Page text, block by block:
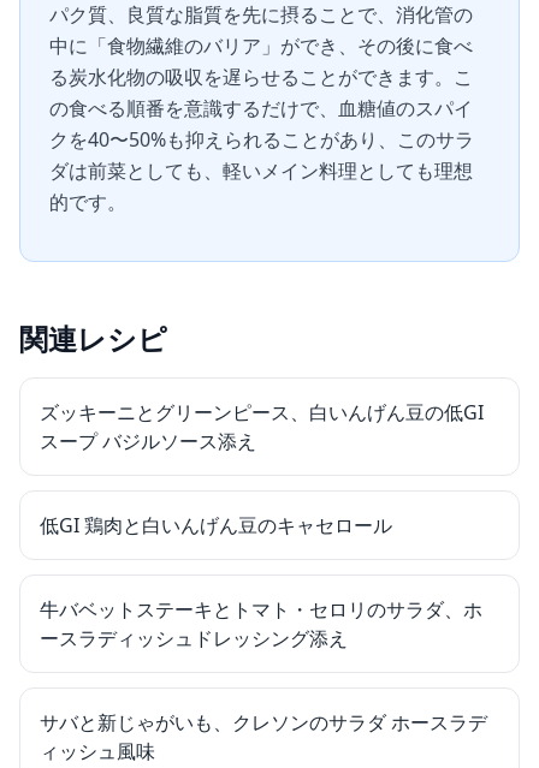
パク質、良質な脂質を先に摂ることで、消化管の
中に「食物繊維のバリア」ができ、その後に食べ
る炭水化物の吸収を遅らせることができます。こ
の食べる順番を意識するだけで、血糖値のスパイ
クを40〜50%も抑えられることがあり、このサラ
ダは前菜としても、軽いメイン料理としても理想
的です。
関連レシピ
ズッキーニとグリーンピース、白いんげん豆の低GI
スープ バジルソース添え
低GI 鶏肉と白いんげん豆のキャセロール
牛バベットステーキとトマト・セロリのサラダ、ホ
ースラディッシュドレッシング添え
サバと新じゃがいも、クレソンのサラダ ホースラデ
ィッシュ風味